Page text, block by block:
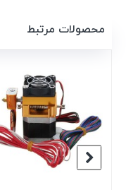
محصولات مرتبط